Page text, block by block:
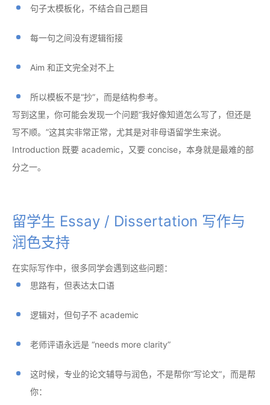
句子太模板化，不结合自己题目
每一句之间没有逻辑衔接
Aim 和正文完全对不上
所以模板不是“抄”，而是结构参考。
写到这里，你可能会发现一个问题“我好像知道怎么写了，但还是
写不顺。”这其实非常正常，尤其是对非母语留学生来说。
Introduction 既要 academic，又要 concise，本身就是最难的部
分之一。
留学生 Essay / Dissertation 写作与
润色支持
在实际写作中，很多同学会遇到这些问题：
思路有，但表达太口语
逻辑对，但句子不 academic
老师评语永远是 “needs more clarity”
这时候，专业的论文辅导与润色，不是帮你“写论文”，而是帮
你：